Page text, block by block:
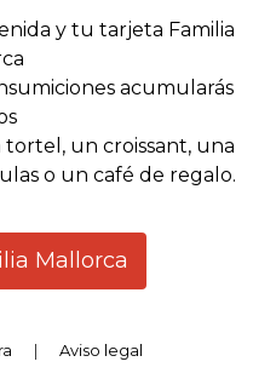
y tu tarjeta Familia
acumularás
tortel, un croissant, una
o un café de regalo.
Mallorca
|
Aviso legal